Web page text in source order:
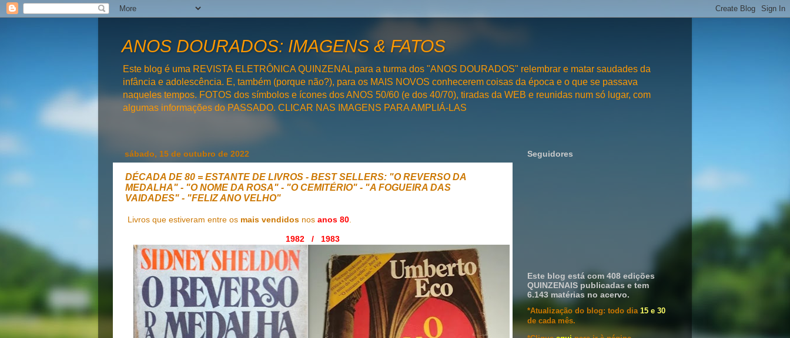
ANOS DOURADOS: IMAGENS & FATOS
Este blog é uma REVISTA ELETRÔNICA QUINZENAL para a turma dos "ANOS DOURADOS" relembrar e matar saudades da
infância e adolescência. E, também (porque não?), para os MAIS NOVOS conhecerem coisas da época e o que se passava
naqueles tempos. FOTOS dos símbolos e ícones dos ANOS 50/60 (e dos 40/70), tiradas da WEB e reunidas num só lugar, com
algumas informações do PASSADO. CLICAR NAS IMAGENS PARA AMPLIÁ-LAS
sábado, 15 de outubro de 2022
DÉCADA DE 80 = ESTANTE DE LIVROS - BEST SELLERS: "O REVERSO DA
MEDALHA" - "O NOME DA ROSA" - "O CEMITÉRIO" - "A FOGUEIRA DAS
VAIDADES" - "FELIZ ANO VELHO"
Livros que estiveram entre os mais vendidos nos anos 80.
1982 / 1983
Seguidores
Este blog está com 408 edições
QUINZENAIS publicadas e tem
6.143 matérias no acervo.
*Atualização do blog: todo dia 15 e 30
de cada mês.